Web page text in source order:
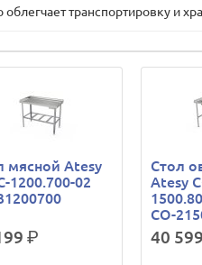
транспортировку и
мясной Atesy
1200.700-02
р.
Стол
Atesy
СО-
40